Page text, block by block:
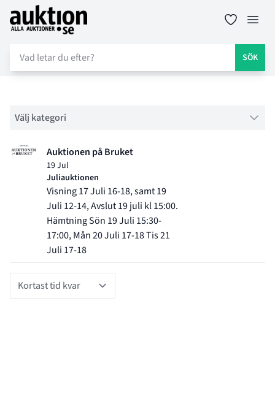
Auktion.se
SÖK
Filter
Välj kategori
Objektlistning för auktion
Auktionen på Bruket
19 Jul
Juliauktionen
Visning 17 Juli 16-18, samt 19
Juli 12-14, Avslut 19 juli kl 15:00.
Hämtning Sön 19 Juli 15:30-
17:00, Mån 20 Juli 17-18 Tis 21
Juli 17-18
Sort